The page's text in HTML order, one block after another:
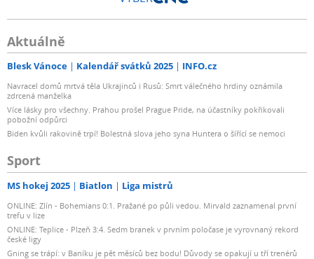
Aktuálně
Blesk Vánoce Kalendář svátků 2025 INFO.cz
Navracel domů mrtvá těla Ukrajinců i Rusů: Smrt válečného hrdiny oznámila
zdrcená manželka
Více lásky pro všechny. Prahou prošel Prague Pride, na účastníky pokřikovali
pobožní odpůrci
Biden kvůli rakovině trpí! Bolestná slova jeho syna Huntera o šířící se nemoci
Sport
MS hokej 2025 Biatlon Liga mistrů
ONLINE: Zlín - Bohemians 0:1. Pražané po půli vedou. Mirvald zaznamenal první
trefu v lize
ONLINE: Teplice - Plzeň 3:4. Sedm branek v prvním poločase je vyrovnaný rekord
české ligy
Gning se trápí: v Baníku je pět měsíců bez bodu! Důvody se opakují u tří trenérů